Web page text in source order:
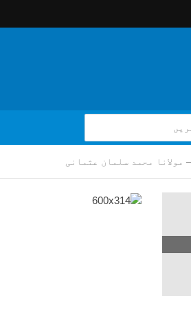
محمد سلمان عثمانی